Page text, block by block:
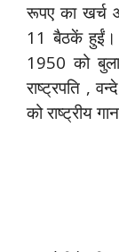
रूपए का खर्च
11 बैठकें हुईं।
1950 को
राष्ट्रपति ,
को राष्ट्रीय